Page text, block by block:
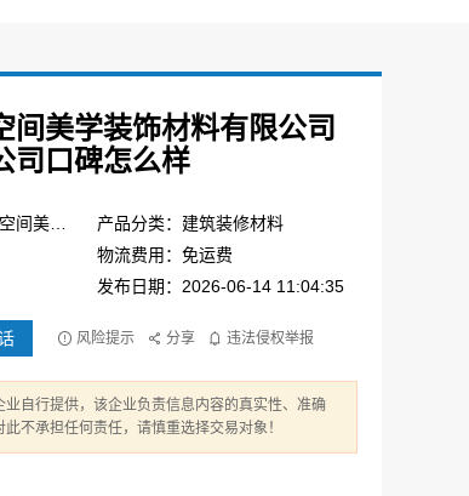
间美学装饰材料有限公司
司口碑怎么样
产品分类：建筑装修材料
物流费用：免运费
发布日期：2026-06-14 11:04:35
风险提示 分享 违法侵权举报
自行提供，该企业负责信息内容的真实性、准确
不承担任何责任，请慎重选择交易对象！